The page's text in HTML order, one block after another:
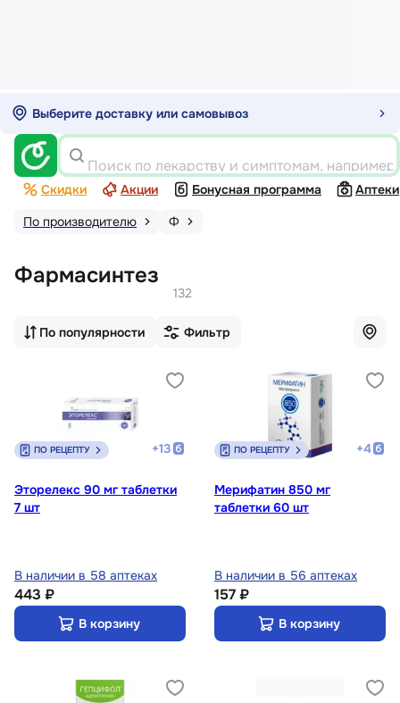
Выберите доставку или самовывоз
Поиск по лекарству и симптомам,
Скидки Акции Бонусная программа
Аптеки
По производителю
Ф
Фармасинтез
132
По популярности Фильтр
ПО РЕЦЕПТУ +13
Эторелекс 90 мг таблетки
7 шт
В наличии в 58 аптеках
443 ₽
В корзину
ПО РЕЦЕПТУ +4
Мерифатин 850 мг
таблетки 60 шт
В наличии в 56 аптеках
157 ₽
В корзину